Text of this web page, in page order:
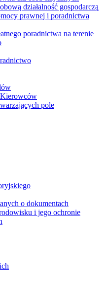
działalność gospodarczą
prawnej i poradnictwa
poradnictwa na terenie
pole
o dokumentach
i jego ochronie